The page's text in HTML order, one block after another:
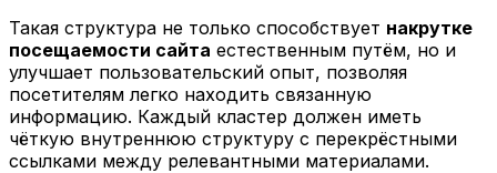
Такая структура не только способствует накрутке
посещаемости сайта естественным путём, но и
улучшает пользовательский опыт, позволяя
посетителям легко находить связанную
информацию. Каждый кластер должен иметь
чёткую внутреннюю структуру с перекрёстными
ссылками между релевантными материалами.